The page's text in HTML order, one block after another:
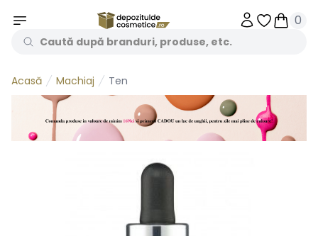
Obiecte
0
Acasă Machiaj Ten